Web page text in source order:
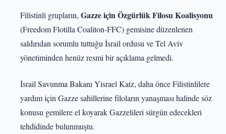
Filistinli grupların, Gazze için Özgürlük Filosu Koalisyonu
(Freedom Flotilla Coaliton-FFC) gemisine düzenlenen
saldırıdan sorumlu tuttuğu İsrail ordusu ve Tel Aviv
yönetiminden henüz resmi bir açıklama gelmedi.
İsrail Savunma Bakanı Yisrael Katz, daha önce Filistinlilere
yardım için Gazze sahillerine filoların yanaşması halinde söz
konusu gemilere el koyarak Gazzelileri sürgün edecekleri
tehdidinde bulunmuştu.